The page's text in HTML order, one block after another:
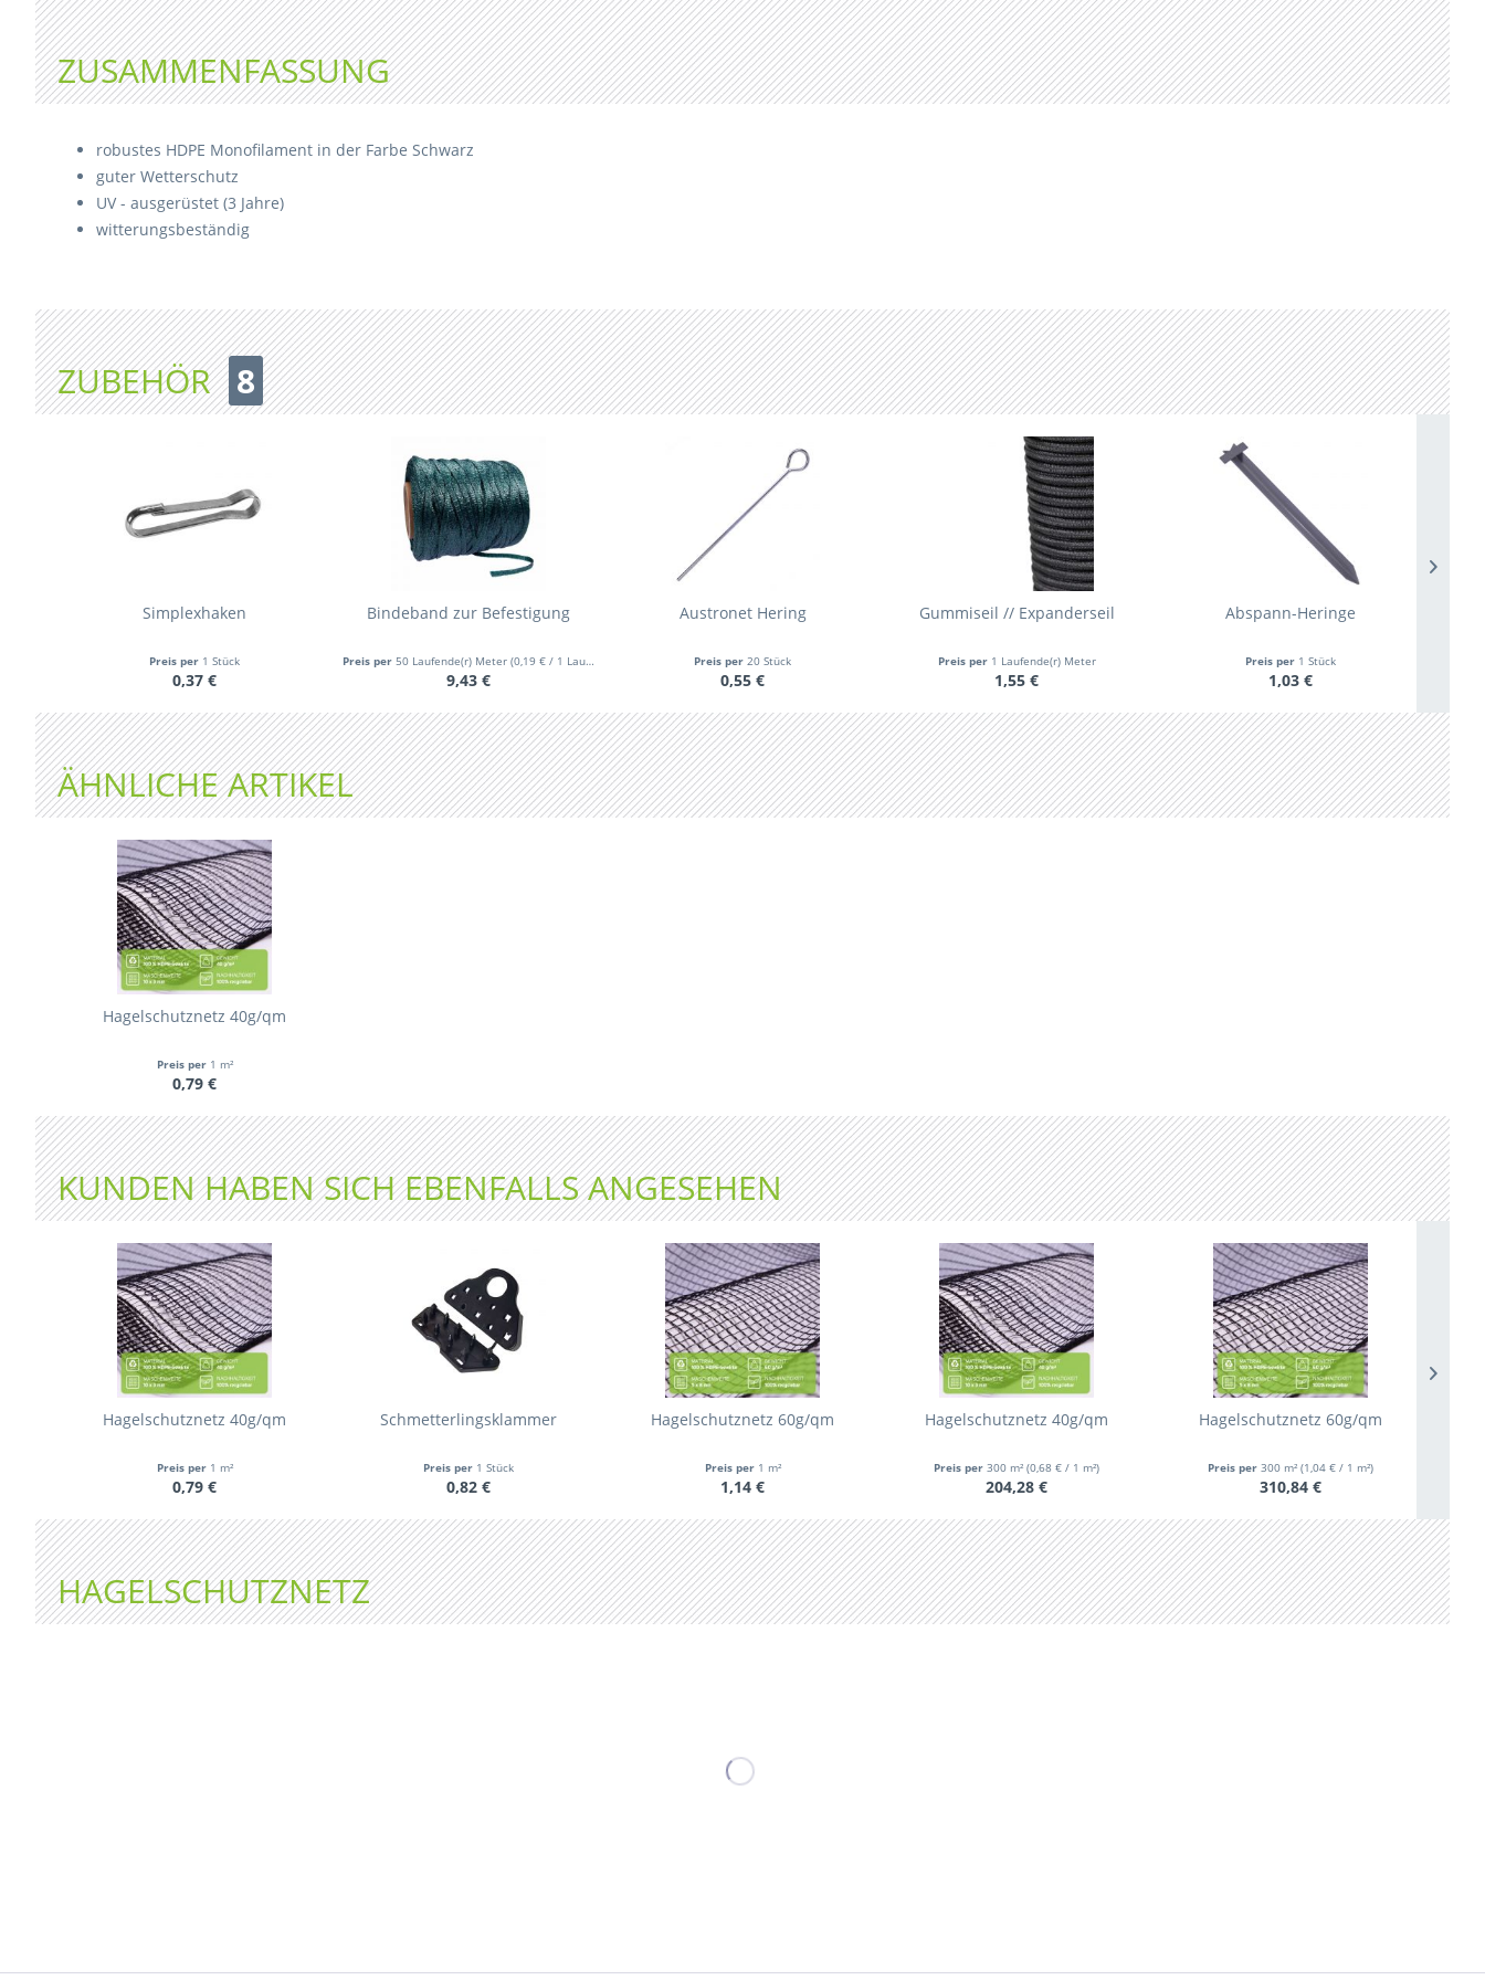
ZUSAMMENFASSUNG
robustes HDPE Monofilament in der Farbe Schwarz
guter Wetterschutz
UV - ausgerüstet (3 Jahre)
witterungsbeständig
ZUBEHÖR 8
Simplexhaken
Preis per 1 Stück
0,37 €
Bindeband zur Befestigung
Preis per 50 Laufende(r) Meter (0,19 € / 1 Laufende(r) Meter)
9,43 €
Austronet Hering
Preis per 20 Stück
0,55 €
Gummiseil // Expanderseil
Preis per 1 Laufende(r) Meter
1,55 €
Abspann-Heringe
Preis per 1 Stück
1,03 €
ÄHNLICHE ARTIKEL
Hagelschutznetz 40g/qm
Preis per 1 m²
0,79 €
KUNDEN HABEN SICH EBENFALLS ANGESEHEN
Hagelschutznetz 40g/qm
Preis per 1 m²
0,79 €
Schmetterlingsklammer
Preis per 1 Stück
0,82 €
Hagelschutznetz 60g/qm
Preis per 1 m²
1,14 €
Hagelschutznetz 40g/qm
Preis per 300 m² (0,68 € / 1 m²)
204,28 €
Hagelschutznetz 60g/qm
Preis per 300 m² (1,04 € / 1 m²)
310,84 €
HAGELSCHUTZNETZ